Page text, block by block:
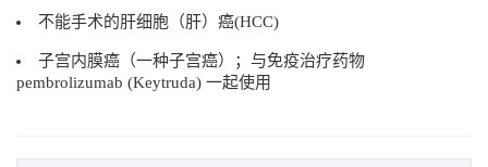
不能手术的肝细胞（肝）癌(HCC)
子宫内膜癌（一种子宫癌）；与免疫治疗药物
pembrolizumab (Keytruda) 一起使用